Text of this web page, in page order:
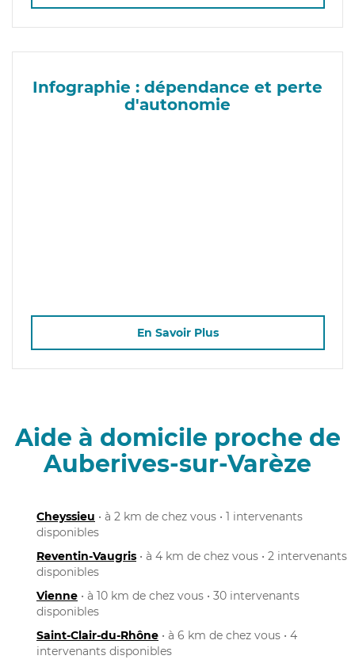
Infographie : dépendance et perte
d'autonomie
En Savoir Plus
Aide à domicile proche de
Auberives-sur-Varèze
Cheyssieu • à 2 km de chez vous • 1 intervenants
disponibles
Reventin-Vaugris • à 4 km de chez vous • 2 intervenants
disponibles
Vienne • à 10 km de chez vous • 30 intervenants
disponibles
Saint-Clair-du-Rhône • à 6 km de chez vous • 4
intervenants disponibles